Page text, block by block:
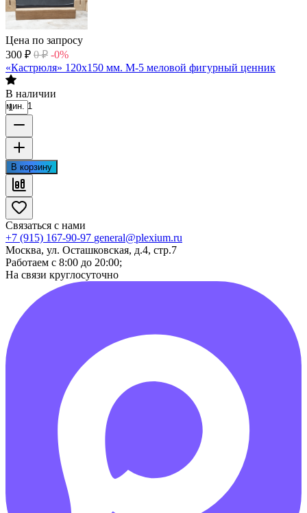
Цена по запросу
300 ₽ 0 ₽ -0%
«Кастрюля» 120х150 мм. М-5 меловой фигурный ценник
В наличии
мин. 1
В корзину
Связаться с нами
+7 (915) 167-90-97 general@plexium.ru
Москва, ул. Осташковская, д.4, стр.7
Работаем с 8:00 до 20:00;
На связи круглосуточно